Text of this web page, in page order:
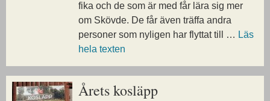
fika och de som är med får lära sig mer
om Skövde. De får även träffa andra
personer som nyligen har flyttat till … Läs
hela texten
Årets kosläpp